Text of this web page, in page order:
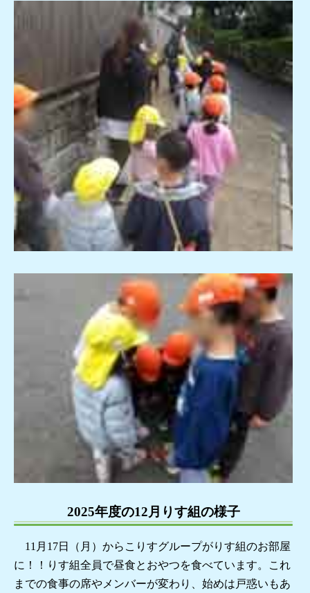
2025年度の12月りす組の様子
11月17日（月）からこりすグループがりす組のお部屋
に！！りす組全員で昼食とおやつを食べています。これ
までの食事の席やメンバーが変わり、始めは戸惑いもあ